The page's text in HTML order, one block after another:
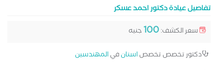
تفاصيل عيادة دكتور احمد عسكر
سعر الكشف:100جنيه
دكتور تخصص تخصصاسنانفيالمهندسين